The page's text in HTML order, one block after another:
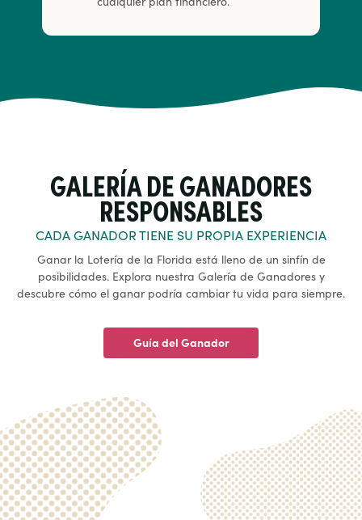
GALERÍA DE GANADORES
RESPONSABLES
CADA GANADOR TIENE SU PROPIA EXPERIENCIA
Ganar la Lotería de la Florida está lleno de un sinfín de
posibilidades. Explora nuestra Galería de Ganadores y
descubre cómo el ganar podría cambiar tu vida para siempre.
Guía del Ganador